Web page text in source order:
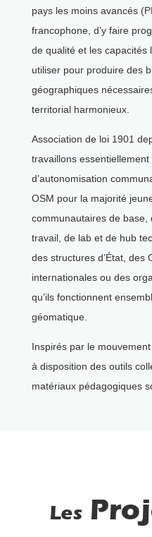
pays les moins avancés
francophone, d’y faire
de qualité et les capacités
utiliser pour produire des
géographiques
territorial harmonieux.
Association de loi 1901
travaillons
d’autonomisation
OSM pour la majorité
communautaires de base,
travail, de lab et de hub
des structures d’État, des
internationales ou des
qu’ils fonctionnent
géomatique.
Inspirés par le
à disposition des outils
matériaux pédagogiques
Les